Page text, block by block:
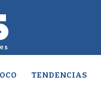
TENDENCIAS